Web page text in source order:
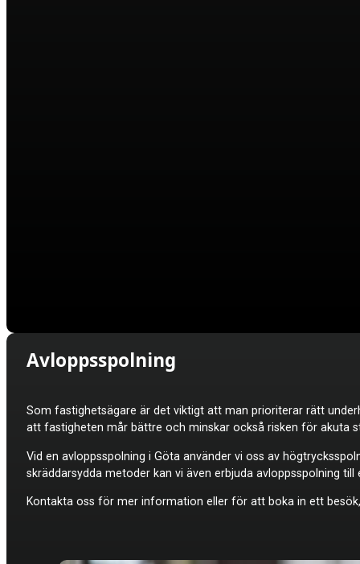
Avloppsspolning
Som fastighetsägare är det viktigt att man prioriterar rätt
att fastigheten mår bättre och minskar också risken för akuta
Vid en avloppsspolning i Göta använder vi oss av
skräddarsydda metoder kan vi även erbjuda avloppsspolning
Kontakta oss för mer information eller för att boka in ett